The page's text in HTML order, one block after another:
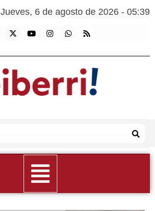
Jueves, 6 de agosto de 2026 - 05:39